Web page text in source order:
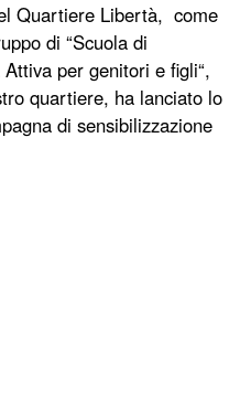
Libertà, come
di “Scuola di
per genitori e figli“,
quartiere, ha lanciato lo
di sensibilizzazione